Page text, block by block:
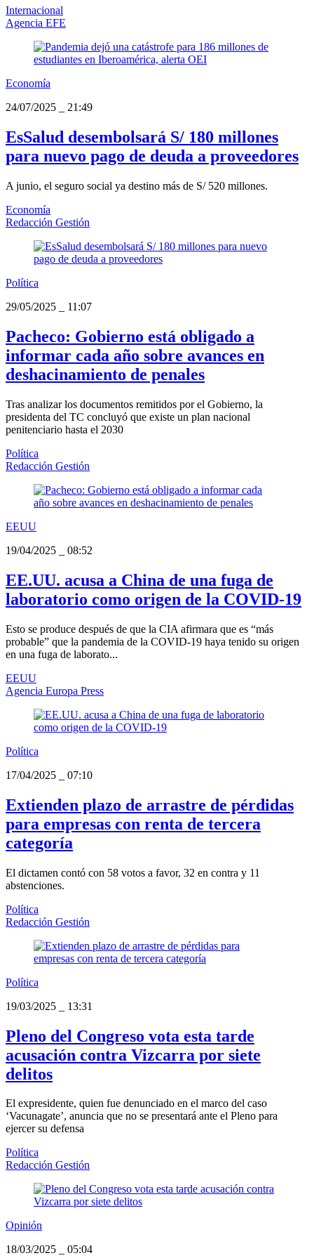
Internacional
Agencia EFE
Economía
24/07/2025
21:49
EsSalud desembolsará S/ 180 millones
para nuevo pago de deuda a proveedores
A junio, el seguro social ya destino más de S/ 520 millones.
Economía
Redacción Gestión
Política
29/05/2025
11:07
Pacheco: Gobierno está obligado a
informar cada año sobre avances en
deshacinamiento de penales
Tras analizar los documentos remitidos por el Gobierno, la
presidenta del TC concluyó que existe un plan nacional
penitenciario hasta el 2030
Política
Redacción Gestión
EEUU
19/04/2025
08:52
EE.UU. acusa a China de una fuga de
laboratorio como origen de la COVID-19
Esto se produce después de que la CIA afirmara que es “más
probable” que la pandemia de la COVID-19 haya tenido su origen
en una fuga de laborato...
EEUU
Agencia Europa Press
Política
17/04/2025
07:10
Extienden plazo de arrastre de pérdidas
para empresas con renta de tercera
categoría
El dictamen contó con 58 votos a favor, 32 en contra y 11
abstenciones.
Política
Redacción Gestión
Política
19/03/2025
13:31
Pleno del Congreso vota esta tarde
acusación contra Vizcarra por siete
delitos
El expresidente, quien fue denunciado en el marco del caso
‘Vacunagate’, anuncia que no se presentará ante el Pleno para
ejercer su defensa
Política
Redacción Gestión
Opinión
18/03/2025
05:04